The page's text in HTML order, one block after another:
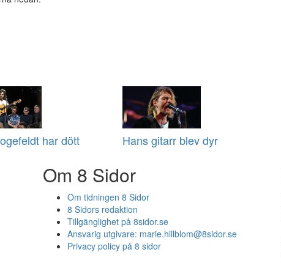
har dött Hans gitarr blev dyr
Om 8 Sidor
Om tidningen 8 Sidor
8 Sidors redaktion
Tillgänglighet på 8sidor.se
Ansvarig utgivare: marie.hillblom@8sidor.se
Privacy policy på 8 sidor